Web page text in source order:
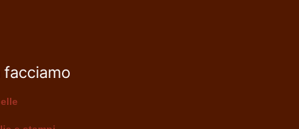
facciamo